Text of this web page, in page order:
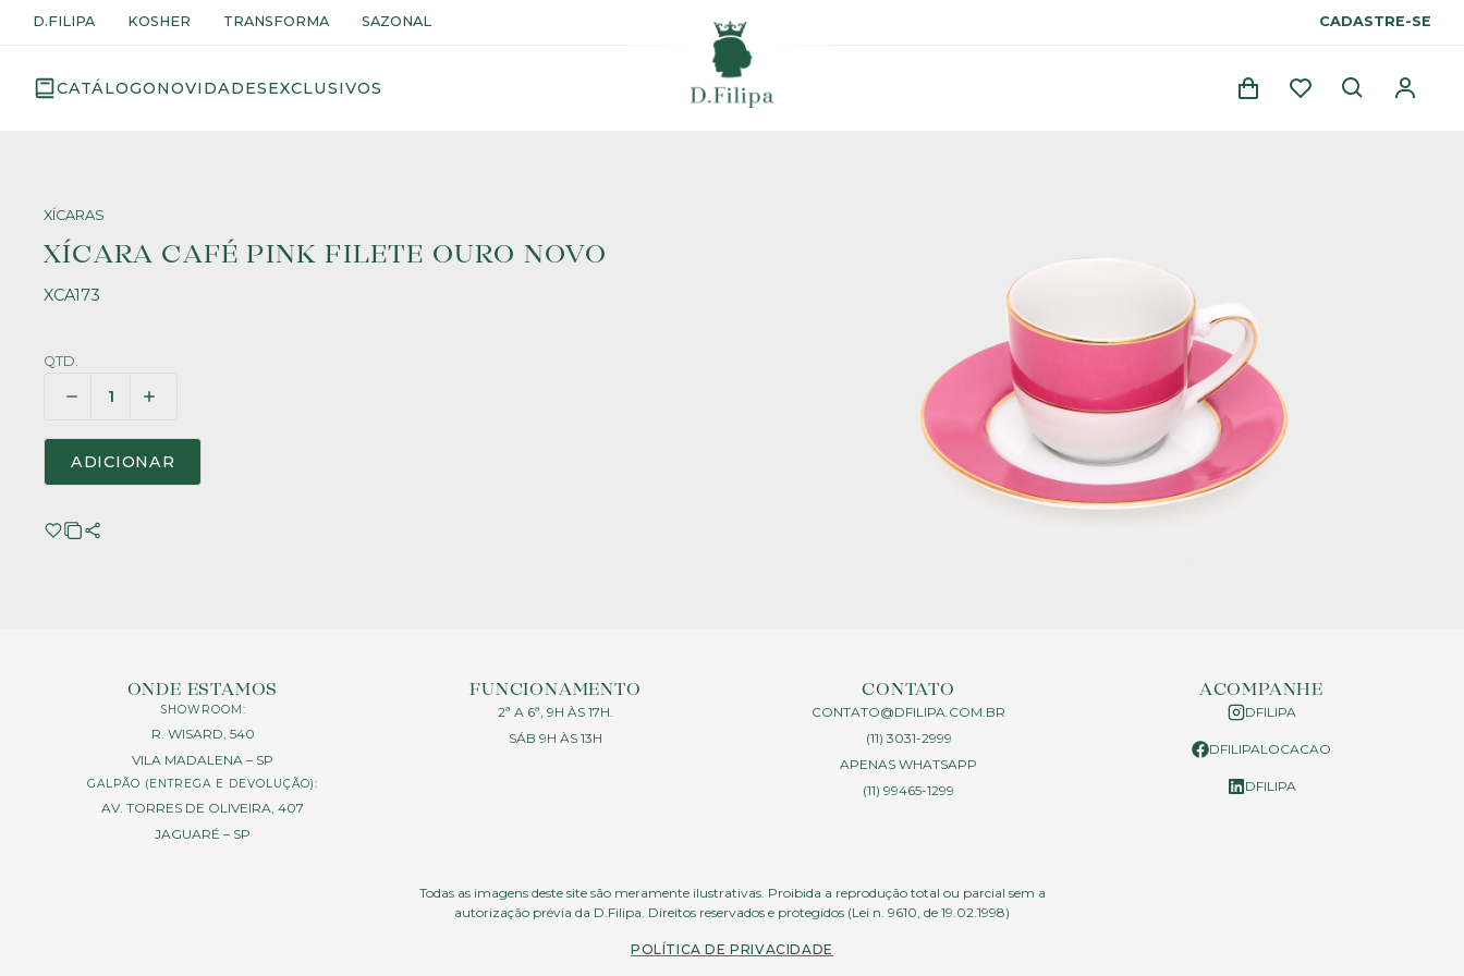
D.FILIPA KOSHER TRANSFORMA SAZONAL CADASTRE-SE
CATÁLOGONOVIDADESEXCLUSIVOS
XÍCARAS
XÍCARA CAFÉ PINK FILETE OURO NOVO
XCA173
QTD.
ADICIONAR
ONDE ESTAMOS
SHOWROOM:
R. WISARD, 540
VILA MADALENA – SP
GALPÃO (ENTREGA E DEVOLUÇÃO):
AV. TORRES DE OLIVEIRA, 407
JAGUARÉ – SP
FUNCIONAMENTO
2ª A 6ª, 9H ÀS 17H.
SÁB 9H ÀS 13H
CONTATO
CONTATO@DFILIPA.COM.BR
(11) 3031-2999
APENAS WHATSAPP
(11) 99465-1299
ACOMPANHE
DFILIPA
DFILIPALOCACAO
DFILIPA
Todas as imagens deste site são meramente ilustrativas. Proibida a reprodução total ou parcial sem a
autorização prévia da D.Filipa. Direitos reservados e protegidos (Lei n. 9610, de 19.02.1998)
POLÍTICA DE PRIVACIDADE